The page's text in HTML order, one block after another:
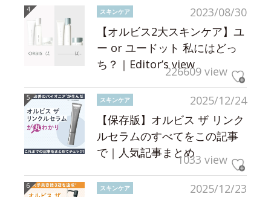
2023/08/30
スキンケア
【オルビス2大スキンケア】ユ
ー or ユードット 私にはどっ
ち？｜Editor’s view226609 view
2025/12/24
スキンケア
【保存版】オルビス ザ リンク
ルセラムのすべてをこの記事
で｜人気記事まとめ1033 view
2025/12/23
スキンケア